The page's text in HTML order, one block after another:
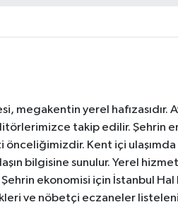
megakentin yerel hafızasıdır.
takip edilir. Şehrin
önceliğimizdir. Kent içi
bilgisine sunulur. Yerel
ekonomisi için İstanbul
ve nöbetçi eczaneler